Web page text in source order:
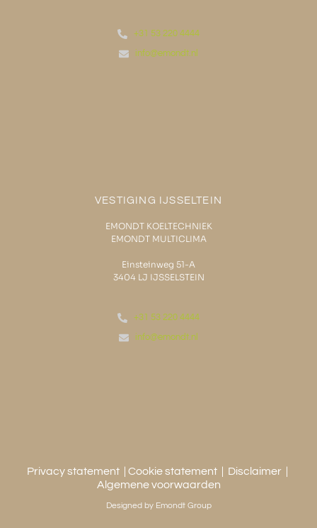
+31 53 220 4444
info@emondt.nl
VESTIGING IJSSELTEIN
EMONDT KOELTECHNIEK
EMONDT MULTICLIMA
Einsteinweg 51-A
3404 LJ IJSSELSTEIN
+31 53 220 4444
info@emondt.nl
Privacy statement | Cookiestatement Disclaimer
Algemene voorwaarden
Designed by Emondt Group